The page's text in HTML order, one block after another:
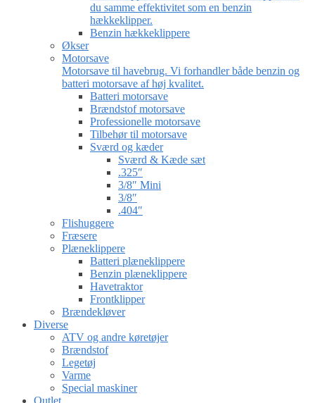
du samme effektivitet som en benzin
hækkeklipper.
Benzin hækkeklippere
Økser
Motorsave
Motorsave til havebrug. Vi forhandler både benzin og
batteri motorsave af høj kvalitet.
Batteri motorsave
Brændstof motorsave
Professionelle motorsave
Tilbehør til motorsave
Sværd og kæder
Sværd & Kæde sæt
.325″
3/8″ Mini
3/8″
.404″
Flishuggere
Fræsere
Plæneklippere
Batteri plæneklippere
Benzin plæneklippere
Havetraktor
Frontklipper
Brændekløver
Diverse
ATV og andre køretøjer
Brændstof
Legetøj
Varme
Special maskiner